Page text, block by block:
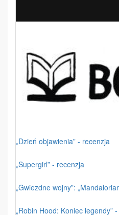
„Dzień objawienia” - recenzja
„Supergirl” - recenzja
„Gwiezdne wojny”:
„Robin Hood: Koniec legendy”